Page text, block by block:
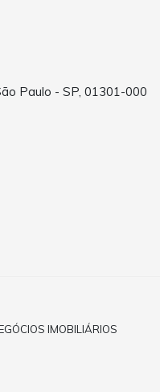
Paulo - SP, 01301-000
IMOBILIÁRIOS